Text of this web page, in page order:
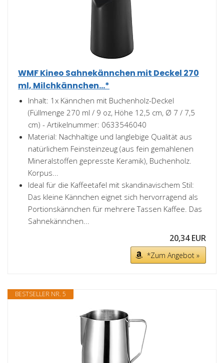
WMF Kineo Sahnekännchen mit Deckel 270
ml, Milchkännchen...*
Inhalt: 1x Kännchen mit Buchenholz-Deckel
(Füllmenge 270 ml / 9 oz, Höhe 12,5 cm, Ø 7 / 7,5
cm) - Artikelnummer: 0633546040
Material: Nachhaltige und langlebige Qualität aus
natürlichem Feinsteinzeug (aus fein gemahlenen
Mineralstoffen gepresste Keramik), Buchenholz.
Korpus...
Ideal für die Kaffeetafel mit skandinavischem Stil:
Das kleine Kännchen eignet sich hervorragend als
Portionskännchen für mehrere Tassen Kaffee. Das
Sahnekännchen...
20,34 EUR
*Zum Angebot »
BESTSELLER NR. 5